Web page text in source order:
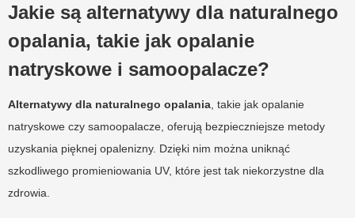
Jakie są alternatywy dla naturalnego
opalania, takie jak opalanie
natryskowe i samoopalacze?
Alternatywy dla naturalnego opalania , takie jak opalanie
natryskowe czy samoopalacze, oferują bezpieczniejsze metody
uzyskania pięknej opalenizny. Dzięki nim można uniknąć
szkodliwego promieniowania UV, które jest tak niekorzystne dla
zdrowia.